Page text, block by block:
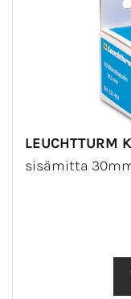
LEUCHTTURM
sisämitta